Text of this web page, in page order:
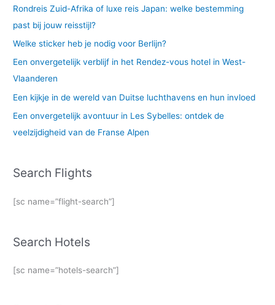
Rondreis Zuid-Afrika of luxe reis Japan: welke bestemming
past bij jouw reisstijl?
Welke sticker heb je nodig voor Berlijn?
Een onvergetelijk verblijf in het Rendez-vous hotel in West-
Vlaanderen
Een kijkje in de wereld van Duitse luchthavens en hun invloed
Een onvergetelijk avontuur in Les Sybelles: ontdek de
veelzijdigheid van de Franse Alpen
Search Flights
[sc name=”flight-search”]
Search Hotels
[sc name=”hotels-search”]